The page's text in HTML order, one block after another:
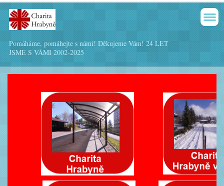
Pomáháme, pomáhejte s námi! Děkujeme Vám! 24 LET
JSME S VÁMI 2002-2025